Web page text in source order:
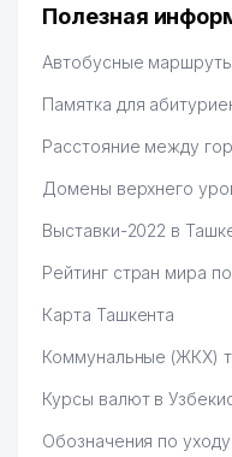
Полезная
Автобусные
Памятка для
Расстояние между
Домены верхнего
Выставки-2022 в
Рейтинг стран мира
Карта Ташкента
Коммунальные (ЖКХ)
Курсы валют в
Обозначения по